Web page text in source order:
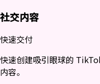
社交内容
快速交付
快速创建吸引眼球的
内容。